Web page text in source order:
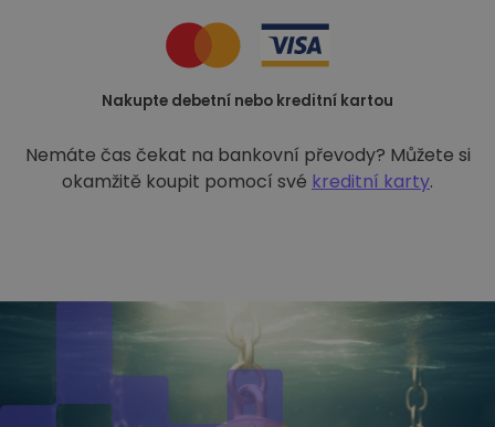
Nakupte debetní nebo kreditní kartou
Nemáte čas čekat na bankovní převody? Můžete si
okamžitě koupit pomocí své kreditní karty.